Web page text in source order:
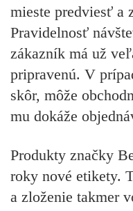
mieste predviesť a
Pravidelnosť
zákazník má už
pripravenú. V
skôr, môže
mu dokáže
Produkty značky
roky nové etikety.
a zloženie takmer